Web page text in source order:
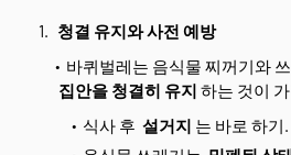
청결 유지와 사전 예방
바퀴벌레는 음식물 찌꺼기와
집안을 청결히 유지 하는 것이
식사 후 설거지 는 바로 하기.